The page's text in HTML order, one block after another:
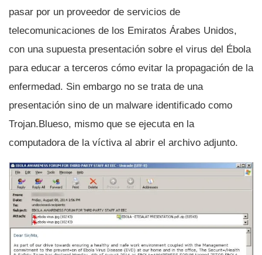
pasar por un proveedor de servicios de
telecomunicaciones de los Emiratos Árabes Unidos,
con una supuesta presentación sobre el virus del Ébola
para educar a terceros cómo evitar la propagación de la
enfermedad. Sin embargo no se trata de una
presentación sino de un malware identificado como
Trojan.Blueso, mismo que se ejecuta en la
computadora de la ví­ctiva al abrir el archivo adjunto.